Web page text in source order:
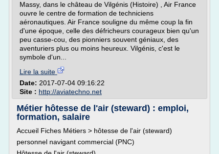
Massy, dans le château de Vilgénis (Histoire) , Air France
ouvre le centre de formation de techniciens
aéronautiques. Air France souligne du même coup la fin
d'une époque, celle des défricheurs courageux bien qu'un
peu casse-cou, des pionniers souvent géniaux, des
aventuriers plus ou moins heureux. Vilgénis, c'est le
symbole d'un...
Lire la suite
Date: 2017-07-04 09:16:22
Site : http://aviatechno.net
Métier hôtesse de l'air (steward) : emploi,
formation, salaire
Accueil Fiches Métiers > hôtesse de l'air (steward)
personnel navigant commercial (PNC)